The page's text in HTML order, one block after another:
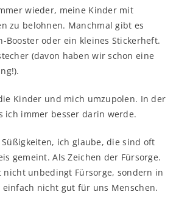
wieder, meine Kinder mit
zu belohnen. Manchmal gibt es
Booster oder ein kleines Stickerheft.
(davon haben wir schon eine
Kinder und mich umzupolen. In der
ich immer besser darin werde.
ich glaube, die sind oft
gemeint. Als Zeichen der Fürsorge.
nicht unbedingt Fürsorge, sondern in
einfach nicht gut für uns Menschen.